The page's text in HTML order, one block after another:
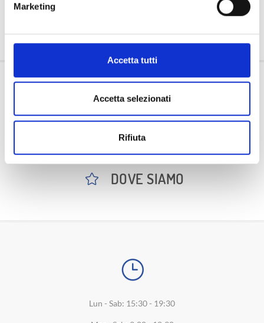
Marketing
Accetta tutti
Accetta selezionati
Rifiuta
OFFERTE
L'AZIENDA
DOVE SIAMO
Lun - Sab: 15:30 - 19:30